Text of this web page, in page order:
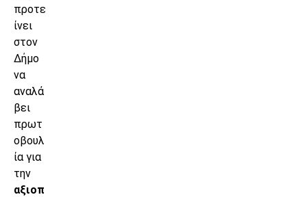
προτε
ίνει
στον
Δήμο
να
αναλά
βει
πρωτ
οβουλ
ία για
την
αξιοπ